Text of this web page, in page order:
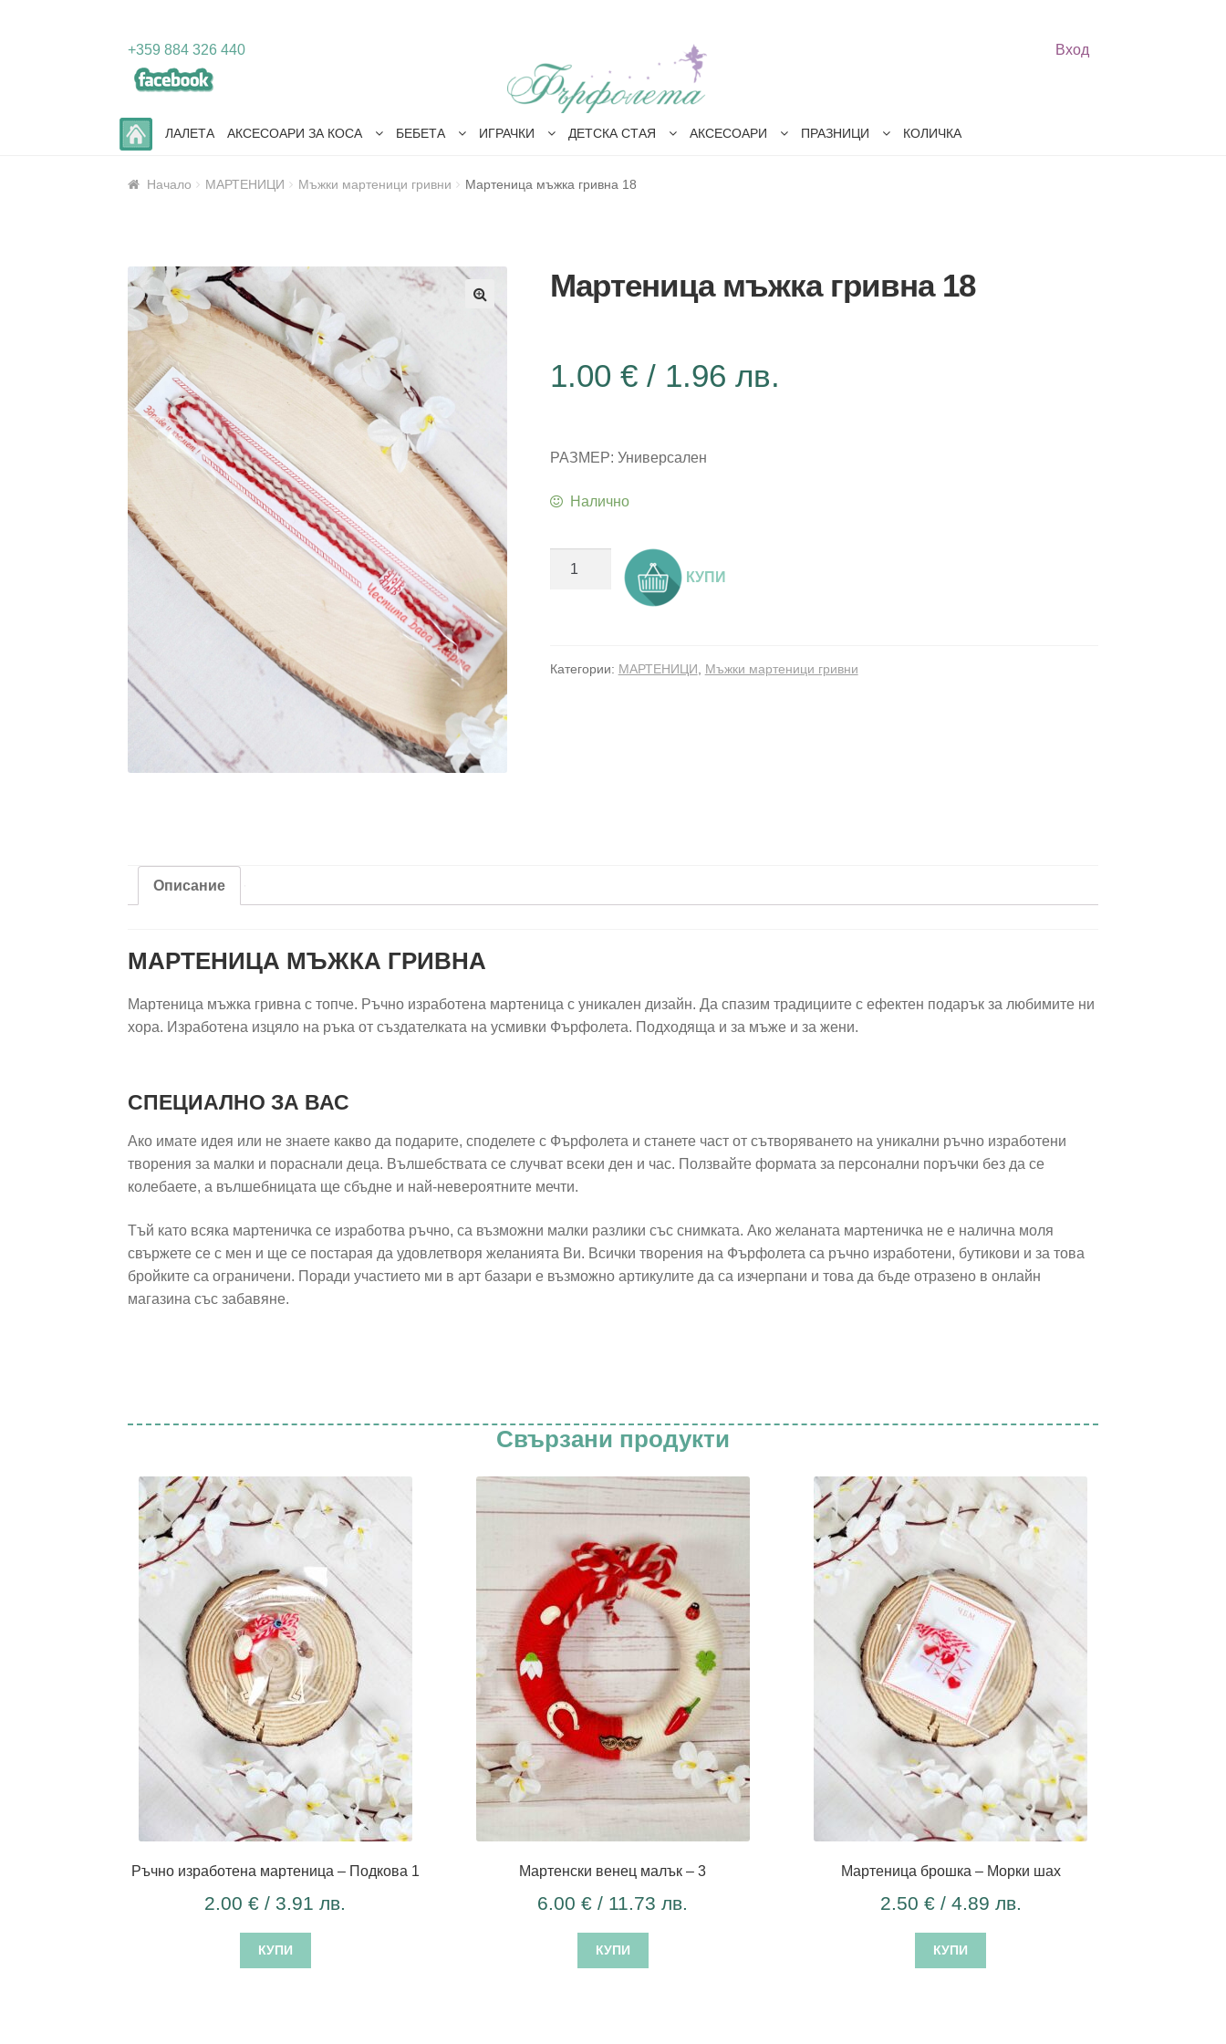
+359 884 326 440 Вход
Skip
to
navigation
Skip
to
content
ЛАЛЕТА АКСЕСОАРИ ЗА КОСА БЕБЕТА ИГРАЧКИ ДЕТСКА СТАЯ АКСЕСОАРИ ПРАЗНИЦИ КОЛИЧКА
Начало МАРТЕНИЦИ Мъжки мартеници гривни Мартеница мъжка гривна 18
Мартеница мъжка гривна 18
1.00 €/ 1.96 лв.
РАЗМЕР: Универсален
Налично
18
КУПИ
Категории: МАРТЕНИЦИ Мъжки мартеници гривни
Описание
МАРТЕНИЦА МЪЖКА ГРИВНА
Мартеница мъжка гривна с топче. Ръчно изработена мартеница с уникален дизайн. Да спазим традициите с ефектен подарък за любимите ни
хора. Изработена изцяло на ръка от създателката на усмивки Фърфолета. Подходяща и за мъже и за жени.
СПЕЦИАЛНО ЗА ВАС
Ако имате идея или не знаете какво да подарите, споделете с Фърфолета и станете част от сътворяването на уникални ръчно изработени
творения за малки и пораснали деца. Вълшебствата се случват всеки ден и час. Ползвайте формата за персонални поръчки без да се
колебаете, а вълшебницата ще сбъдне и най-невероятните мечти.
Тъй като всяка мартеничка се изработва ръчно, са възможни малки разлики със снимката. Ако желаната мартеничка не е налична моля
свържете се с мен и ще се постарая да удовлетворя желанията Ви. Всички творения на Фърфолета са ръчно изработени, бутикови и за това
бройките са ограничени. Поради участието ми в арт базари е възможно артикулите да са изчерпани и това да бъде отразено в онлайн
магазина със забавяне.
Свързани продукти
Ръчно изработена мартеница – Подкова 1
2.00€ / 3.91 лв.
КУПИ
Мартенски венец малък – 3
6.00€ / 11.73 лв.
КУПИ
Мартеница брошка – Морки шах
2.50 € / 4.89 лв.
КУПИ